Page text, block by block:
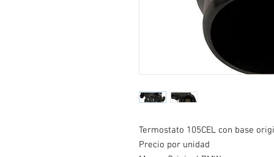
Termostato 105CEL con base
Precio por unidad